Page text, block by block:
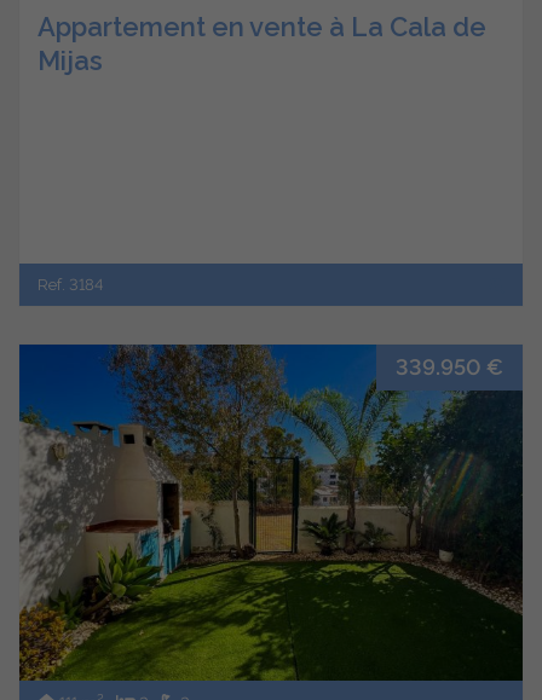
Appartement en vente à La Cala de
Mijas
Ref. 3184
339.950 €